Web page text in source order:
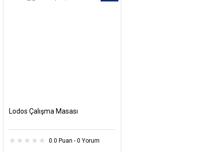
Lodos Çalışma Masası
0.0 Puan - 0 Yorum